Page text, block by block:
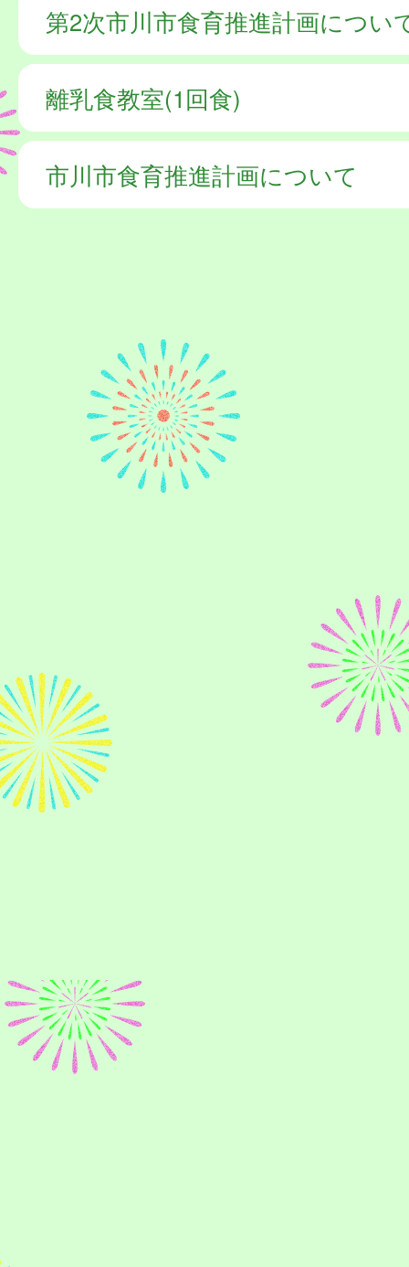
第2次市川市食育推進計画につい
離乳食教室(1回食)
市川市食育推進計画について